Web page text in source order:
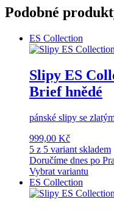
Podobné
ES Collection
Slipy ES
Brief hnědé
pánské slipy se
999,00 Kč
5 z 5 variant skladem
Doručíme dnes po
Vybrat variantu
ES Collection